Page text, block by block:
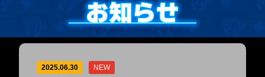
2025.06.30 NEW